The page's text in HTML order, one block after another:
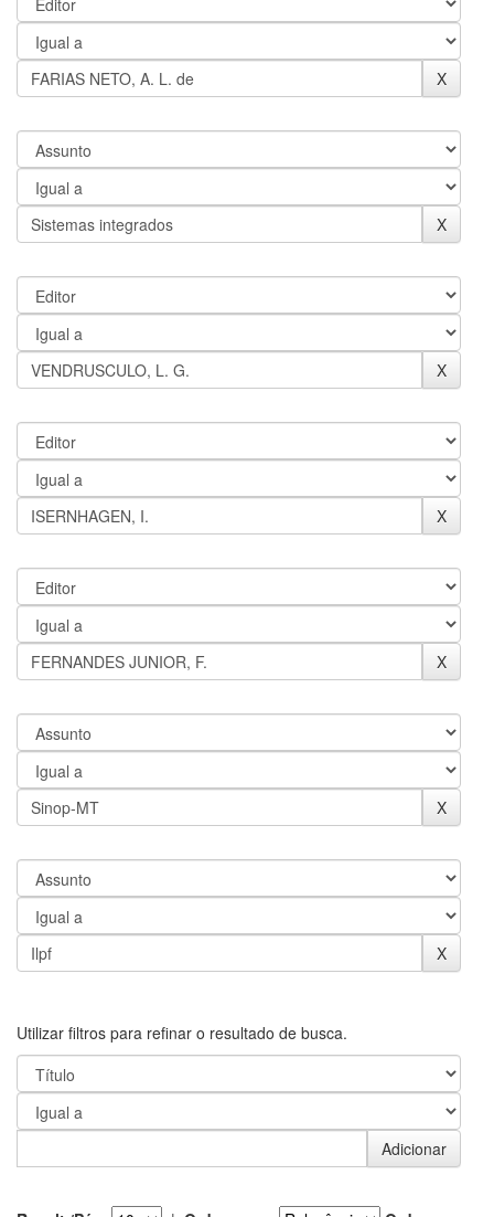
Utilizar filtros para refinar o resultado de busca.